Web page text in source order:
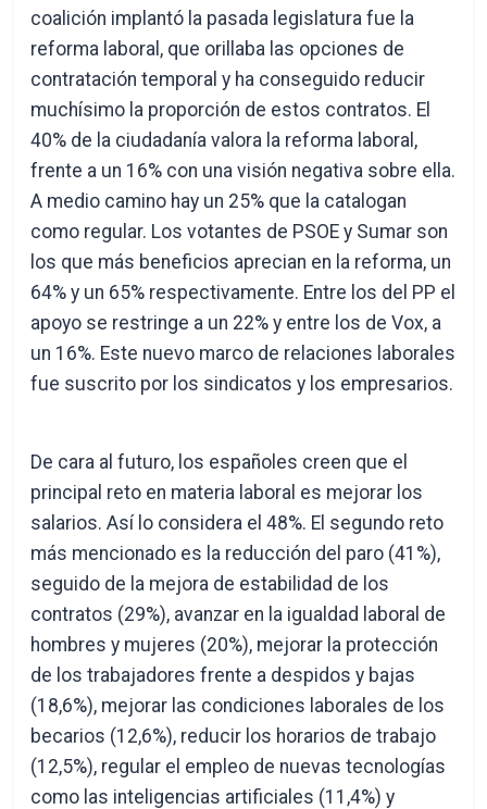
coalición implantó la pasada legislatura fue la
reforma laboral, que orillaba las opciones de
contratación temporal y ha conseguido reducir
muchísimo la proporción de estos contratos. El
40% de la ciudadanía valora la reforma laboral,
frente a un 16% con una visión negativa sobre ella.
A medio camino hay un 25% que la catalogan
como regular. Los votantes de PSOE y Sumar son
los que más beneficios aprecian en la reforma, un
64% y un 65% respectivamente. Entre los del PP el
apoyo se restringe a un 22% y entre los de Vox, a
un 16%. Este nuevo marco de relaciones laborales
fue suscrito por los sindicatos y los empresarios.
De cara al futuro, los españoles creen que el
principal reto en materia laboral es mejorar los
salarios. Así lo considera el 48%. El segundo reto
más mencionado es la reducción del paro (41%),
seguido de la mejora de estabilidad de los
contratos (29%), avanzar en la igualdad laboral de
hombres y mujeres (20%), mejorar la protección
de los trabajadores frente a despidos y bajas
(18,6%), mejorar las condiciones laborales de los
becarios (12,6%), reducir los horarios de trabajo
(12,5%), regular el empleo de nuevas tecnologías
como las inteligencias artificiales (11,4%) y